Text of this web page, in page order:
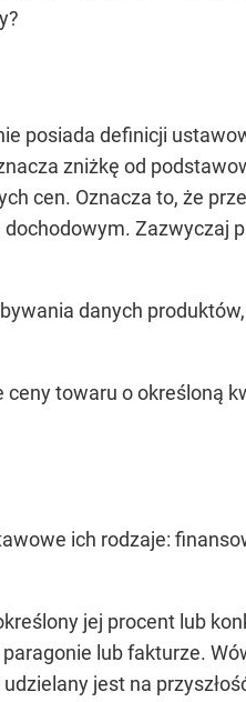
posiada definicji
zniżkę od
cen. Oznacza to, że
Zazwyczaj
danych
ceny towaru o określoną
ich rodzaje:
jej procent lub
lub fakturze.
jest na